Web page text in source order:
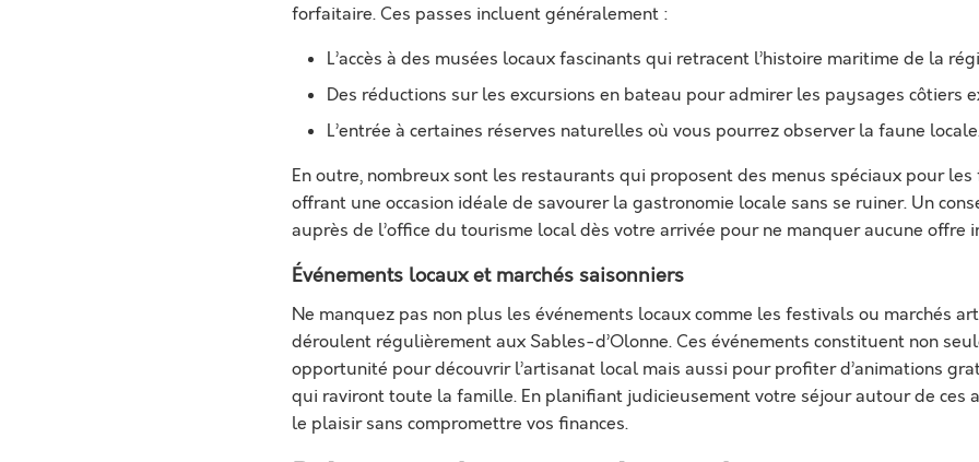
forfaitaire. Ces passes incluent généralement :
L’accès à des musées locaux fascinants qui retracent l’histoire maritime de la
Des réductions sur les excursions en bateau pour admirer les paysages côtiers
L’entrée à certaines réserves naturelles où vous pourrez observer la faune
En outre, nombreux sont les restaurants qui proposent des menus spéciaux pour
offrant une occasion idéale de savourer la gastronomie locale sans se ruiner. Un
auprès de l’office du tourisme local dès votre arrivée pour ne manquer aucune offre
Événements locaux et marchés saisonniers
Ne manquez pas non plus les événements locaux comme les festivals ou marchés
déroulent régulièrement aux Sables-d’Olonne. Ces événements constituent non
opportunité pour découvrir l’artisanat local mais aussi pour profiter d’animations
qui raviront toute la famille. En planifiant judicieusement votre séjour autour de ces
le plaisir sans compromettre vos finances.